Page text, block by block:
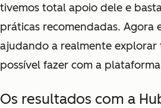
tivemos total apoio dele e
práticas recomendadas. Agora
ajudando a realmente
possível fazer com a
Os resultados com a